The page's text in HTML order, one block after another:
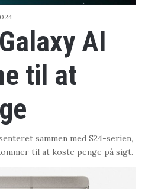
AI
til at
sammen med S24-serien,
til at koste penge på sigt.